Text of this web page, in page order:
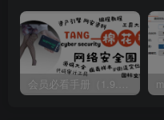
会员必看手册（1.9.0版本 26.4.5更新）